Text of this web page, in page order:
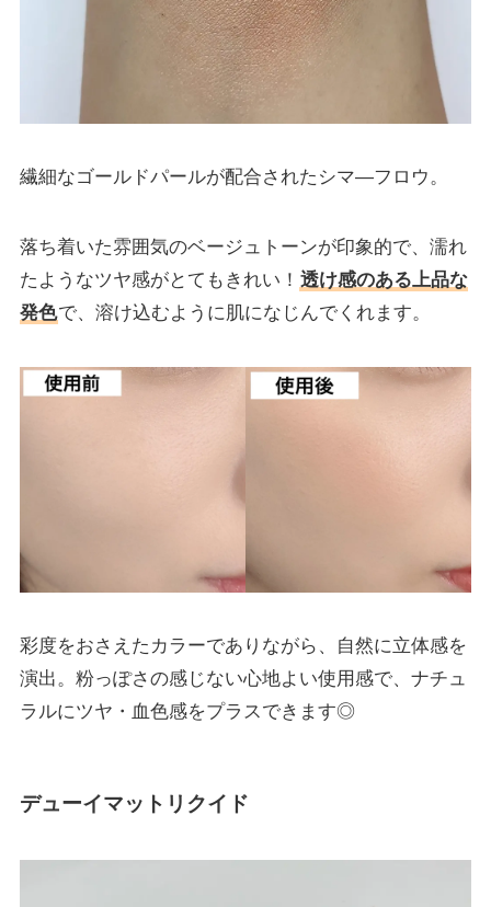
繊細なゴールドパールが配合されたシマ―フロウ。
落ち着いた雰囲気のベージュトーンが印象的で、濡れ
たようなツヤ感がとてもきれい！ 透け感のある上品な
発色で、溶け込むように肌になじんでくれます。
彩度をおさえたカラーでありながら、自然に立体感を
演出。粉っぽさの感じない心地よい使用感で、ナチュ
ラルにツヤ・血色感をプラスできます◎
デューイマットリクイド